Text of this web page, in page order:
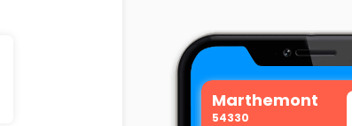
Marthemont
54330